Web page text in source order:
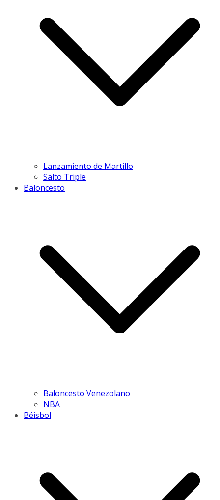
Lanzamiento de Martillo
Salto Triple
Baloncesto
Baloncesto Venezolano
NBA
Béisbol